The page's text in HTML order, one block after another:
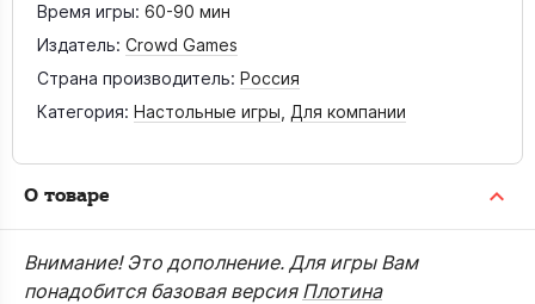
Время игры: 60-90 мин
Издатель: Crowd Games
Страна производитель: Россия
Категория: Настольные игры Для компании
О товаре
Внимание! Это дополнение. Для игры Вам
понадобится базовая версия Плотина